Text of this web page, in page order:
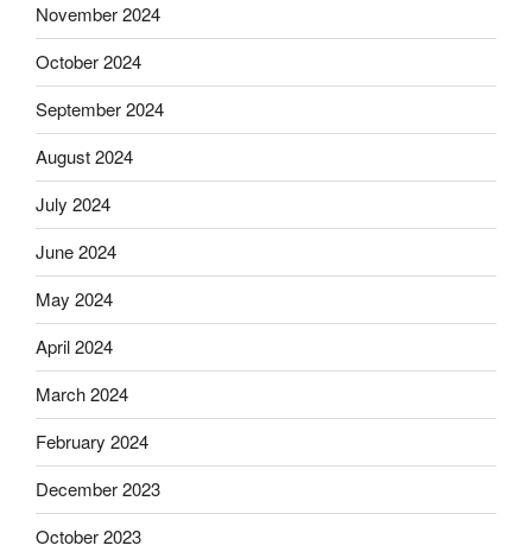
November 2024
October 2024
September 2024
August 2024
July 2024
June 2024
May 2024
April 2024
March 2024
February 2024
December 2023
October 2023